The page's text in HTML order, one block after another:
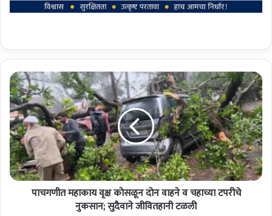
पा
च
ग
णी
त
म
हा
का
य
पाचगणीत महाकाय वृक्ष कोसळून दोन वाहने व चहाच्या टपरीचे
नुकसान; सुदैवाने जीवितहानी टळली